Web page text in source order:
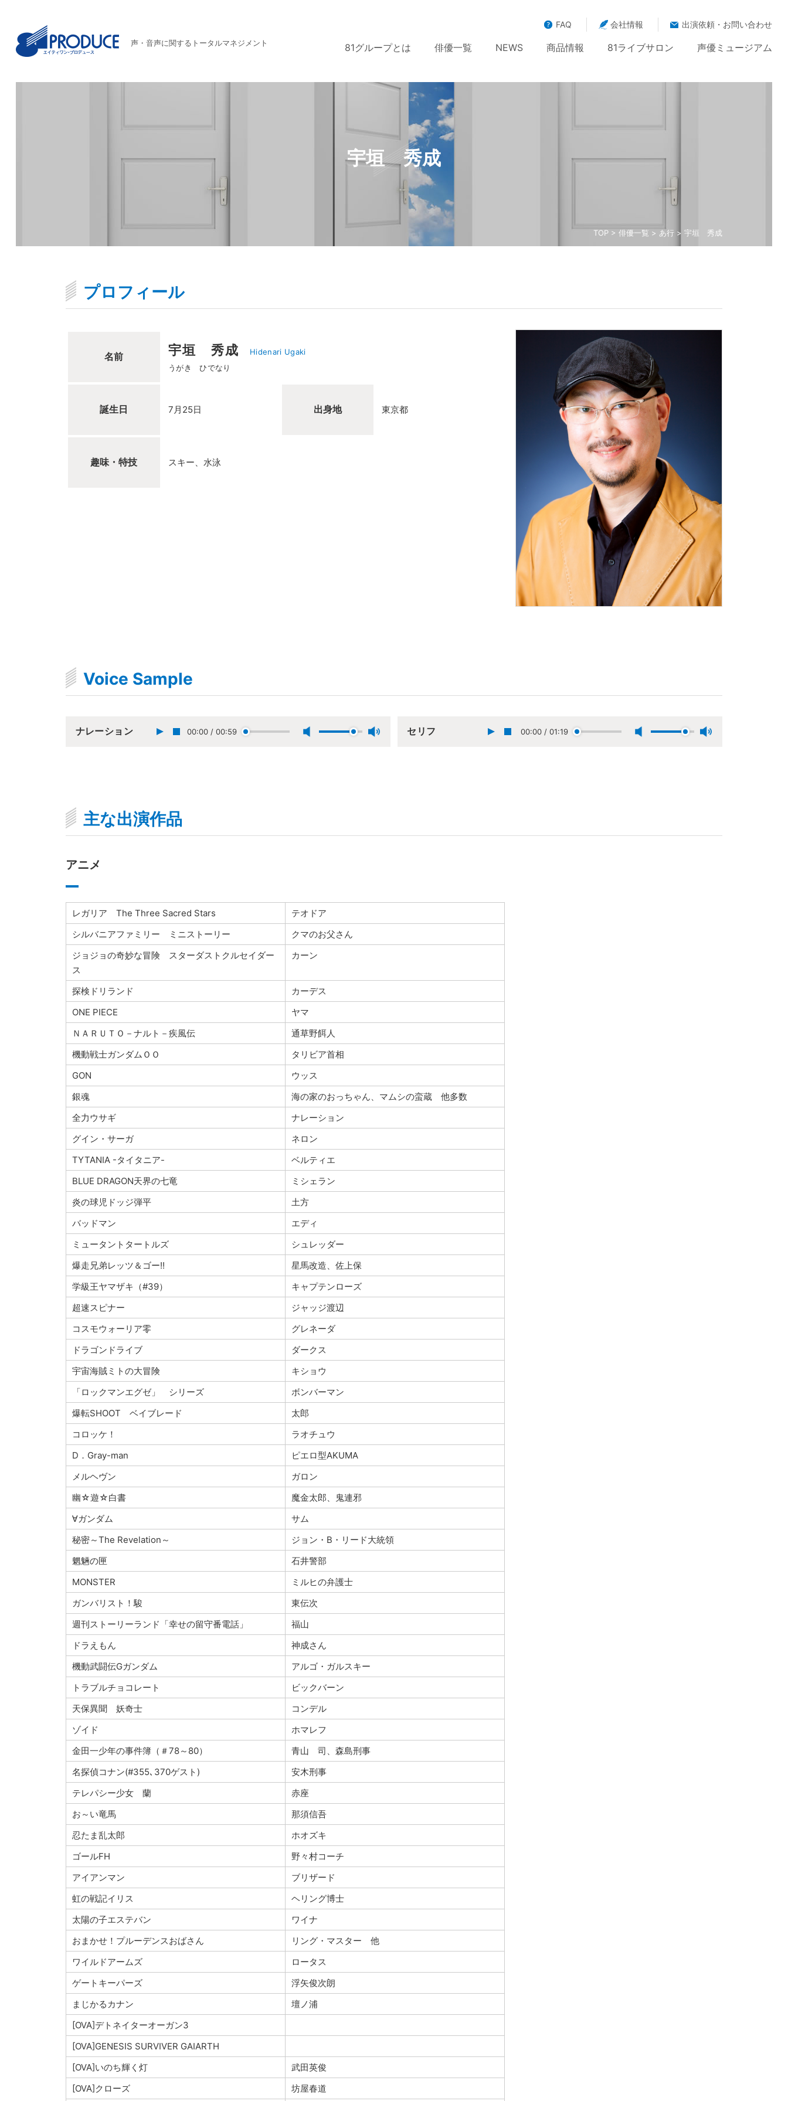
声・音声に関するトータルマネジメント
FAQ 会社情報 出演依頼・お問い合わせ
81グループとは 俳優一覧 NEWS 商品情報 81ライブサロン 声優ミュージアム
TOP> 俳優一覧 > あ行> 宇垣 秀成
宇垣 秀成
プロフィール
名前 宇垣 秀成
Hidenari Ugaki
うがき ひでなり
誕生日 7月25日 出身地 東京都
趣味・特技 スキー、水泳
Voice Sample
ナレーション 00:00 / 00:59 セリフ 00:00 / 01:19
主な出演作品
アニメ
レガリア The Three Sacred Stars
テオドア
シルバニアファミリー ミニストーリー
クマのお父さん
ジョジョの奇妙な冒険 スターダストクルセイダー
ス
カーン
探検ドリランド
カーデス
ONE PIECE
ヤマ
ＮＡＲＵＴＯ－ナルト－疾風伝
通草野餌人
機動戦士ガンダムＯＯ
タリビア首相
GON
ウッス
銀魂
海の家のおっちゃん、マムシの蛮蔵 他多数
全力ウサギ
ナレーション
グイン・サーガ
ネロン
TYTANIA -タイタニア-
ベルティエ
BLUE DRAGON天界の七竜
ミシェラン
炎の球児ドッジ弾平
土方
バッドマン
エディ
ミュータントタートルズ
シュレッダー
爆走兄弟レッツ＆ゴー!!
星馬改造、佐上保
学級王ヤマザキ（#39）
キャプテンローズ
超速スピナー
ジャッジ渡辺
コスモウォーリア零
グレネーダ
ドラゴンドライブ
ダークス
宇宙海賊ミトの大冒険
キショウ
「ロックマンエグゼ」 シリーズ
ボンバーマン
爆転SHOOT ベイブレード
太郎
コロッケ！
ラオチュウ
D．Gray-man
ピエロ型AKUMA
メルヘヴン
ガロン
幽☆遊☆白書
魔金太郎、鬼連邪
∀ガンダム
サム
秘密～The Revelation～
ジョン・B・リード大統領
魍魎の匣
石井警部
MONSTER
ミルヒの弁護士
ガンバリスト！駿
東伝次
週刊ストーリーランド「幸せの留守番電話」
福山
ドラえもん
神成さん
機動武闘伝Gガンダム
アルゴ・ガルスキー
トラブルチョコレート
ビックバーン
天保異聞 妖奇士
コンデル
ゾイド
ホマレフ
金田一少年の事件簿（＃78～80）
青山 司、森島刑事
名探偵コナン(#355､370ゲスト)
安木刑事
テレパシー少女 蘭
赤座
お～い竜馬
那須信吾
忍たま乱太郎
ホオズキ
ゴールFH
野々村コーチ
アイアンマン
ブリザード
虹の戦記イリス
ヘリング博士
太陽の子エステバン
ワイナ
おまかせ！プルーデンスおばさん
リング・マスター 他
ワイルドアームズ
ロータス
ゲートキーパーズ
浮矢俊次朗
まじかるカナン
壇ノ浦
[OVA]デトネイターオーガン3
[OVA]GENESIS SURVIVER GAIARTH
[OVA]いのち輝く灯
武田英俊
[OVA]クローズ
坊屋春道